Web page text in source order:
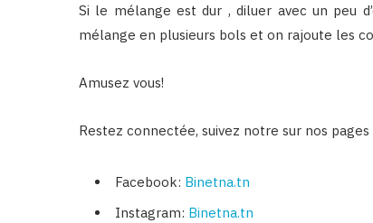
Si le mélange est dur , diluer avec un peu
mélange en plusieurs bols et on rajoute les
Amusez vous!
Restez connectée, suivez notre sur nos pages
Facebook: Binetna.tn
Instagram: Binetna.tn